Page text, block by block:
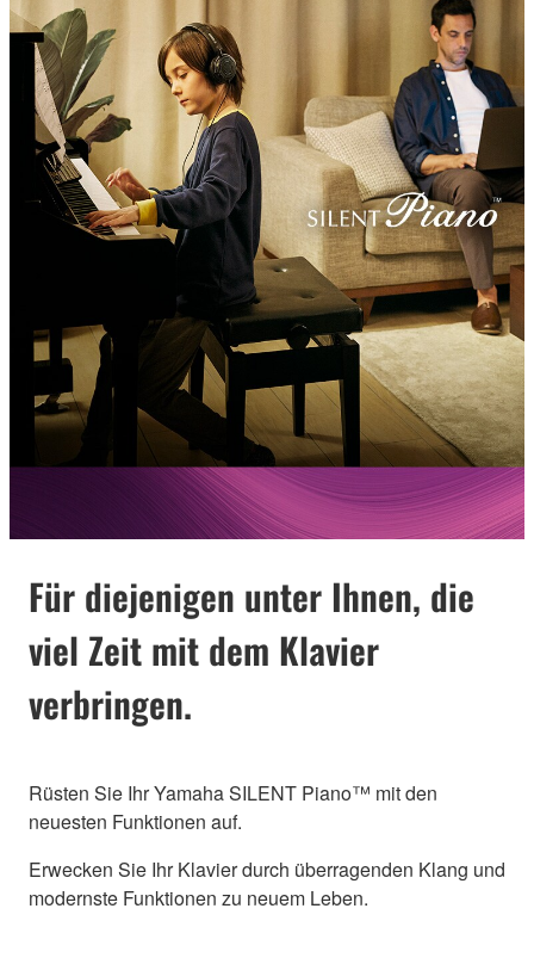
Für diejenigen unter Ihnen, die
viel Zeit mit dem Klavier
verbringen.
Rüsten Sie Ihr Yamaha SILENT Piano™ mit den
neuesten Funktionen auf.
Erwecken Sie Ihr Klavier durch überragenden Klang und
modernste Funktionen zu neuem Leben.